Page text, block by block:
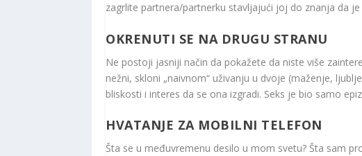
zagrlite partnera/partnerku stavljajući joj do znanja da je
OKRENUTI SE NA DRUGU STRANU
Ne postoji jasniji način da pokažete da niste više
nežni, skloni „naivnom“ uživanju u dvoje (maženje,
bliskosti i interes da se ona izgradi. Seks je bio samo
HVATANJE ZA MOBILNI TELEFON
Šta se u međuvremenu desilo u mom svetu? Šta sam